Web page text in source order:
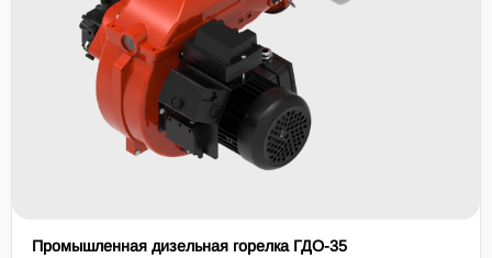
Промышленная дизельная горелка ГДО-35